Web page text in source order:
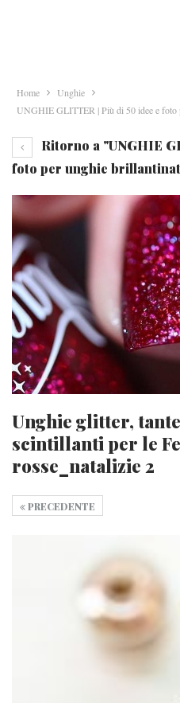
Home
Unghie
UNGHIE GLITTER | Più di 50 idee e foto
Ritorno a "UNGHIE
foto per unghie
Unghie glitter,
scintillanti per le
rosse_natalizie 2
PRECEDENTE